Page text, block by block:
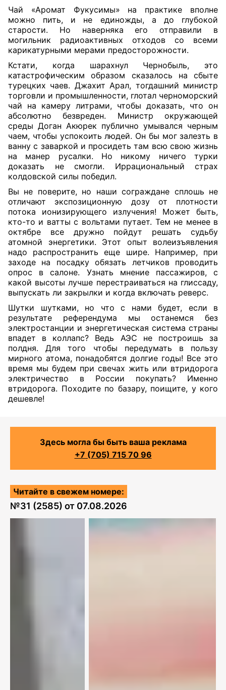
Чай «Аромат Фукусимы» на практике вполне
можно пить, и не единожды, а до глубокой
старости. Но наверняка его отправили в
могильник радиоактивных отходов со всеми
карикатурными мерами предосторожности.
Кстати, когда шарахнул Чернобыль, это
катастрофическим образом сказалось на сбыте
турецких чаев. Джахит Арал, тогдашний министр
торговли и промышленности, глотал черноморский
чай на камеру литрами, чтобы доказать, что он
абсолютно безвреден. Министр окружающей
среды Доган Акюрек публично умывался черным
чаем, чтобы успокоить людей. Он бы мог залезть в
ванну с заваркой и просидеть там всю свою жизнь
на манер русалки. Но никому ничего турки
доказать не смогли. Иррациональный страх
колдовской силы победил.
Вы не поверите, но наши сограждане сплошь не
отличают экспозиционную дозу от плотности
потока ионизирующего излучения! Может быть,
кто-то и ватты с вольтами путает. Тем не менее в
октябре все дружно пойдут решать судьбу
атомной энергетики. Этот опыт волеизъявления
надо распространить еще шире. Например, при
заходе на посадку обязать летчиков проводить
опрос в салоне. Узнать мнение пассажиров, с
какой высоты лучше перестраиваться на глиссаду,
выпускать ли закрылки и когда включать реверс.
Шутки шутками, но что с нами будет, если в
результате референдума мы останемся без
электростанции и энергетическая система страны
впадет в коллапс? Ведь АЭС не построишь за
полдня. Для того чтобы передумать в пользу
мирного атома, понадобятся долгие годы! Все это
время мы будем при свечах жить или втридорога
электричество в России покупать? Именно
втридорога. Походите по базару, поищите, у кого
дешевле!
Здесь могла бы быть ваша реклама
+7 (705) 715 70 96
Читайте в свежем номере:
№31 (2585) от 07.08.2026